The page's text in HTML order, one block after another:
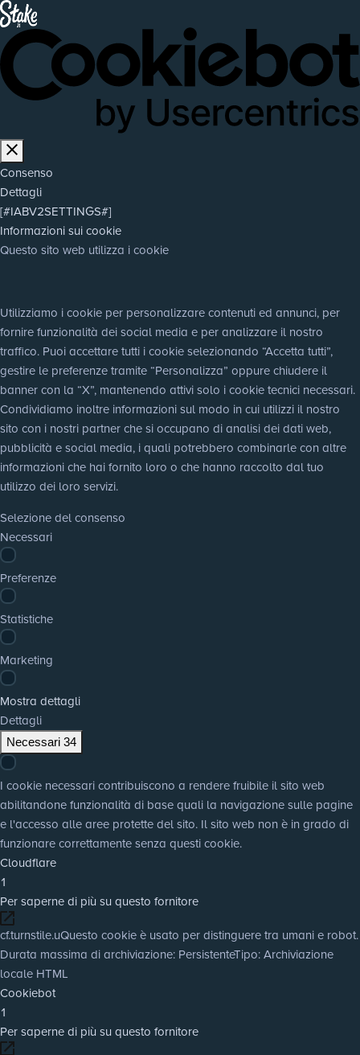
Consenso
Dettagli
[#IABV2SETTINGS#]
Informazioni sui cookie
Questo sito web utilizza i cookie
Utilizziamo i cookie per personalizzare contenuti ed annunci, per
fornire funzionalità dei social media e per analizzare il nostro
traffico. Puoi accettare tutti i cookie selezionando “Accetta tutti”,
gestire le preferenze tramite “Personalizza” oppure chiudere il
banner con la “X”, mantenendo attivi solo i cookie tecnici necessari.
Condividiamo inoltre informazioni sul modo in cui utilizzi il nostro
sito con i nostri partner che si occupano di analisi dei dati web,
pubblicità e social media, i quali potrebbero combinarle con altre
informazioni che hai fornito loro o che hanno raccolto dal tuo
utilizzo dei loro servizi.
Selezione del consenso
Necessari
Preferenze
Statistiche
Marketing
Mostra dettagli
Dettagli
Necessari 34
I cookie necessari contribuiscono a rendere fruibile il sito web
abilitandone funzionalità di base quali la navigazione sulle pagine
e l'accesso alle aree protette del sito. Il sito web non è in grado di
funzionare correttamente senza questi cookie.
Cloudflare
1
Per saperne di più su questo fornitore
cf.turnstile.uQuesto cookie è usato per distinguere tra umani e robot.
Durata massima di archiviazione: PersistenteTipo: Archiviazione
locale HTML
Cookiebot
1
Per saperne di più su questo fornitore